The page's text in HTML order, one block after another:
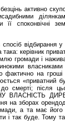
активно
її споконвічні
відбирання
керівник
громади і
фактично на
«приватний
смерті; після
ВЛАСНІСТЬ
на зборах
а та має його
і так буде. Тому